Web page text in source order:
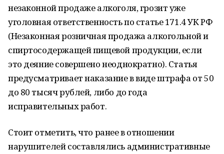
незаконной продаже алкоголя, грозит уже
уголовная ответственность по статье 171.4 УК РФ
(Незаконная розничная продажа алкогольной и
спиртосодержащей пищевой продукции, если
это деяние совершено неоднократно). Статья
предусматривает наказание в виде штрафа от 50
до 80 тысяч рублей, либо до года
исправительных работ.
Стоит отметить, что ранее в отношении
нарушителей составлялись административные